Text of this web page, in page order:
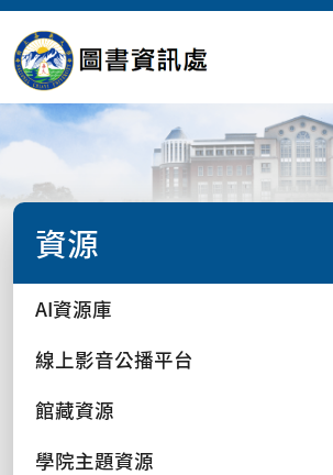
資源
AI資源庫
線上影音公播平台
館藏資源
學院主題資源